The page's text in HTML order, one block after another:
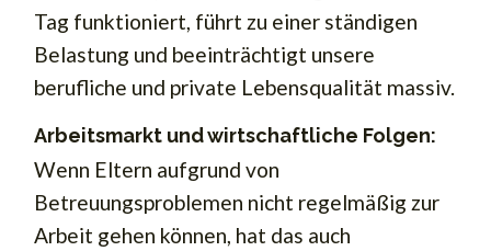
Tag funktioniert, führt zu einer ständigen
Belastung und beeinträchtigt unsere
berufliche und private Lebensqualität massiv.
Arbeitsmarkt und wirtschaftliche Folgen:
Wenn Eltern aufgrund von
Betreuungsproblemen nicht regelmäßig zur
Arbeit gehen können, hat das auch